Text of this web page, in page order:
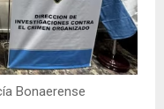
Bonaerense